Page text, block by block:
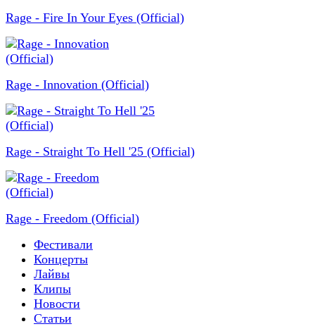
Rage - Fire In Your Eyes (Official)
Rage - Innovation (Official)
Rage - Straight To Hell '25 (Official)
Rage - Freedom (Official)
Фестивали
Концерты
Лайвы
Клипы
Новости
Статьи